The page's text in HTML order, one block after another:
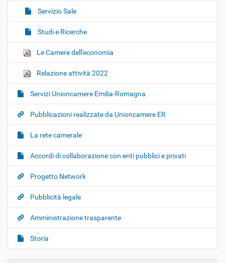
Servizio Sale
Studi e Ricerche
Le Camere dell'economia
Relazione attività 2022
Servizi Unioncamere Emilia-Romagna
Pubblicazioni realizzate da Unioncamere ER
La rete camerale
Accordi di collaborazione con enti pubblici e privati
Progetto Network
Pubblicità legale
Amministrazione trasparente
Storia